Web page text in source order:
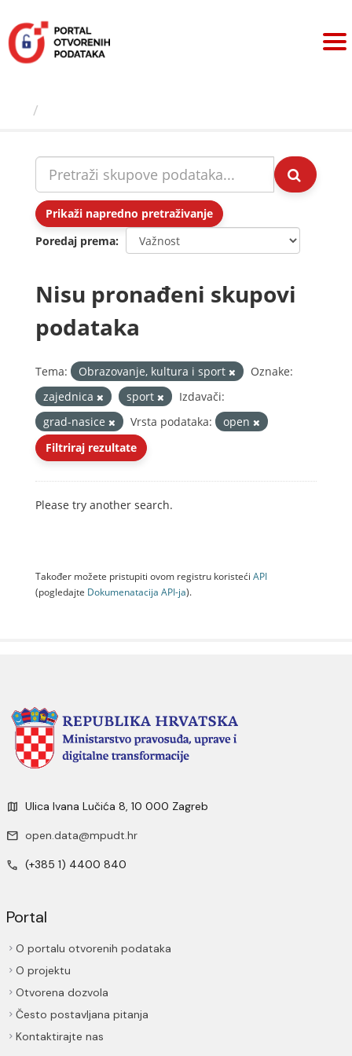
sadržaj
Prikaži napredno pretraživanje
Poredaj prema
Nisu pronađeni skupovi
podataka
Tema: Obrazovanje, kultura i sport
Oznake:
zajednica
sport
Izdavači:
grad-nasice
Vrsta podataka:
open
Filtriraj rezultate
Please try another search.
Također možete pristupiti ovom registru koristeći API
(pogledajte Dokumenаtаcijа API-jа).